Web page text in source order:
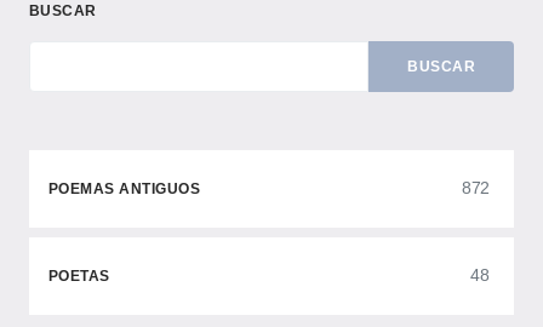
BUSCAR
BUSCAR
POEMAS ANTIGUOS 872
POETAS 48